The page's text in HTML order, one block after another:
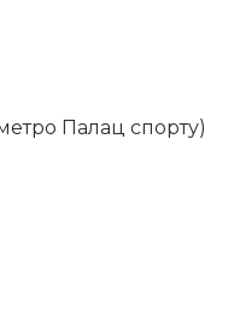
Палац спорту)